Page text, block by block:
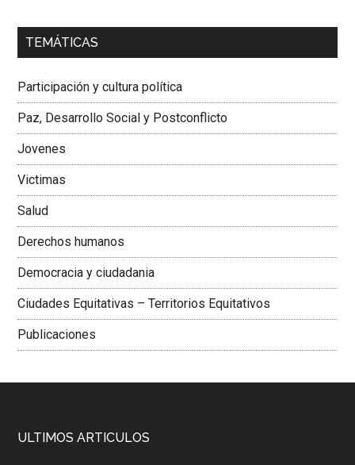
00:00 01:04
Dra. Carolina Corcho Mejía,Presidenta Corporación
Colombiana
TEMÁTICAS
Participación y cultura política
Paz, Desarrollo Social y Postconflicto
Jovenes
Victimas
Salud
Derechos humanos
Democracia y ciudadania
Ciudades Equitativas – Territorios Equitativos
Publicaciones
ULTIMOS ARTICULOS